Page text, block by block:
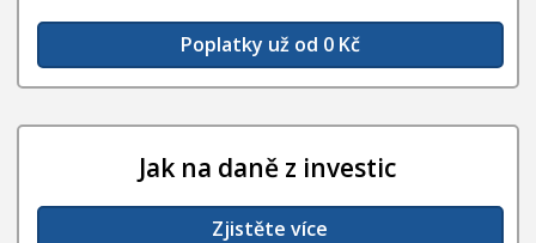
Poplatky už od 0 Kč
Jak na daně z investic
Zjistěte více